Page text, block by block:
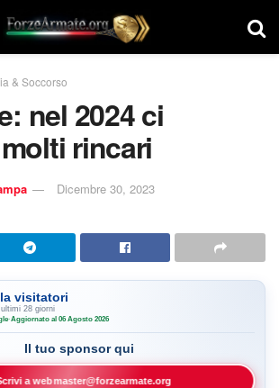
& Soccorso
nel 2024 ci
rincari
Dicembre 30, 2023
visitatori
28 giorni
·Aggiornato al 06 Agosto 2026
Il tuo sponsor qui
a webmaster@forzearmate.org